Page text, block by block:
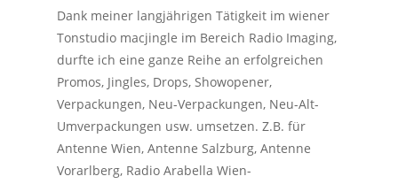
Dank meiner langjährigen Tätigkeit im wiener
Tonstudio macjingle im Bereich Radio Imaging,
durfte ich eine ganze Reihe an erfolgreichen
Promos, Jingles, Drops, Showopener,
Verpackungen, Neu-Verpackungen, Neu-Alt-
Umverpackungen usw. umsetzen. Z.B. für
Antenne Wien, Antenne Salzburg, Antenne
Vorarlberg, Radio Arabella Wien-